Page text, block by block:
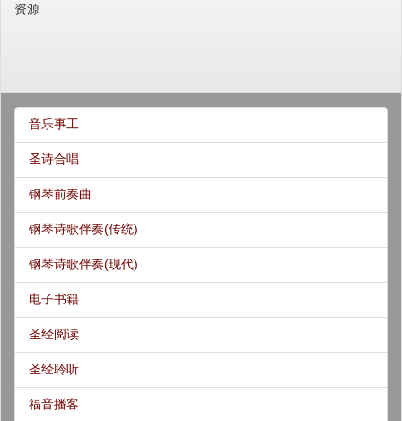
资源
音乐事工
圣诗合唱
钢琴前奏曲
钢琴诗歌伴奏(传统)
钢琴诗歌伴奏(现代)
电子书籍
圣经阅读
圣经聆听
福音播客